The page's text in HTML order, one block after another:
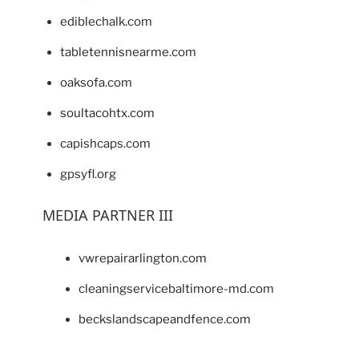
ediblechalk.com
tabletennisnearme.com
oaksofa.com
soultacohtx.com
capishcaps.com
gpsyfl.org
MEDIA PARTNER III
vwrepairarlington.com
cleaningservicebaltimore-md.com
beckslandscapeandfence.com